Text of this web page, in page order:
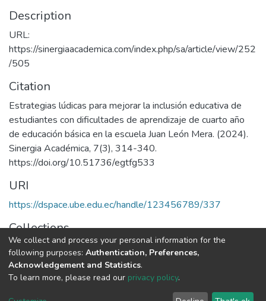
Description
URL:
https://sinergiaacademica.com/index.php/sa/article/view/252
/505
Citation
Estrategias lúdicas para mejorar la inclusión educativa de
estudiantes con dificultades de aprendizaje de cuarto año
de educación básica en la escuela Juan León Mera. (2024).
Sinergia Académica, 7(3), 314-340.
https://doi.org/10.51736/egtfg533
URI
https://dspace.ube.edu.ec/handle/123456789/337
Collections
Artículos Científicos
Full item page
We collect and process your personal information for the
following purposes: Authentication, Preferences,
Acknowledgement and Statistics.
To learn more, please read our privacy policy.